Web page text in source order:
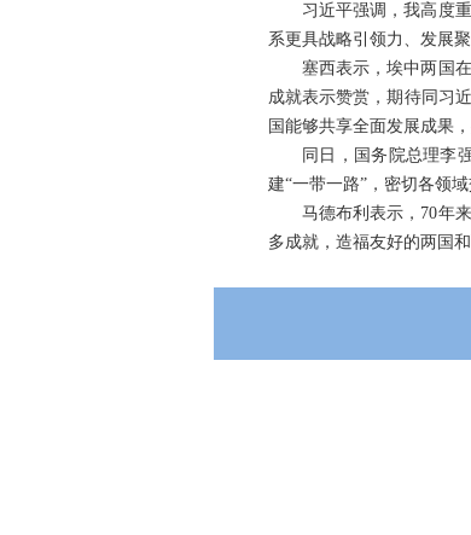
习近平强调，我高度
系更具战略引领力、发展
塞西表示，埃中两国
成就表示赞赏，期待同习
国能够共享全面发展成果
同日，国务院总理李
建“一带一路”，密切各领
马德布利表示，70年
多成就，造福友好的两国和